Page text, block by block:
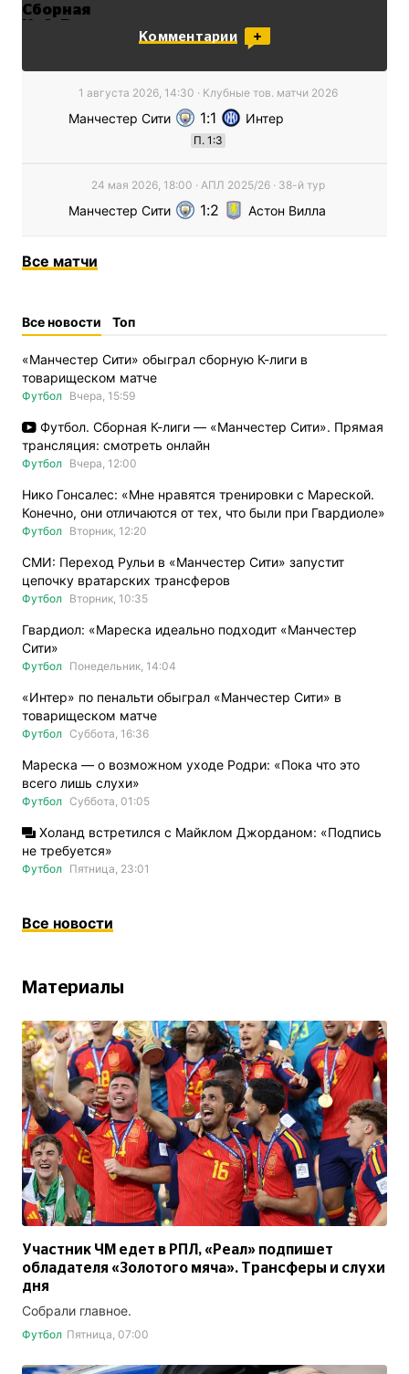
Сборная
Комментарии
1 августа 2026, 14:30 · Клубные тов. матчи 2026
Манчестер Сити 1 1 Интер
П. 1 :3
24 мая 2026, 18:00 · АПЛ 2025/26 · 38-й тур
Манчестер Сити 1 2 Астон Вилла
Все матчи
Все новости Топ
«Манчестер Сити» обыграл сборную К-лиги в
товарищеском матче
Футбол Вчера, 15:59
Футбол. Сборная К-лиги — «Манчестер Сити». Прямая
трансляция: смотреть онлайн
Футбол Вчера, 12:00
Нико Гонсалес: «Мне нравятся тренировки с Мареской.
Конечно, они отличаются от тех, что были при Гвардиоле»
Футбол Вторник, 12:20
СМИ: Переход Рульи в «Манчестер Сити» запустит
цепочку вратарских трансферов
Футбол Вторник, 10:35
Гвардиол: «Мареска идеально подходит «Манчестер
Сити»
Футбол Понедельник, 14:04
«Интер» по пенальти обыграл «Манчестер Сити» в
товарищеском матче
Футбол Суббота, 16:36
Мареска — о возможном уходе Родри: «Пока что это
всего лишь слухи»
Футбол Суббота, 01:05
Холанд встретился с Майклом Джорданом: «Подпись
не требуется»
Футбол Пятница, 23:01
Все новости
Материалы
Участник ЧМ едет в РПЛ, «Реал» подпишет
обладателя «Золотого мяча». Трансферы и слухи
дня
Собрали главное.
Футбол Пятница, 07:00